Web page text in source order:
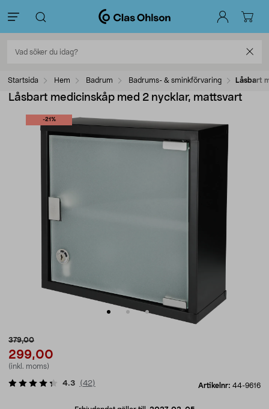
Startsida Hem Badrum Badrums- & sminkförvaring Låsbart
Låsbart medicinskåp med 2 nycklar, mattsvart
-21%
379,00
299,00
(inkl. moms)
Artikelnr: 44-9616
4.3 (42)